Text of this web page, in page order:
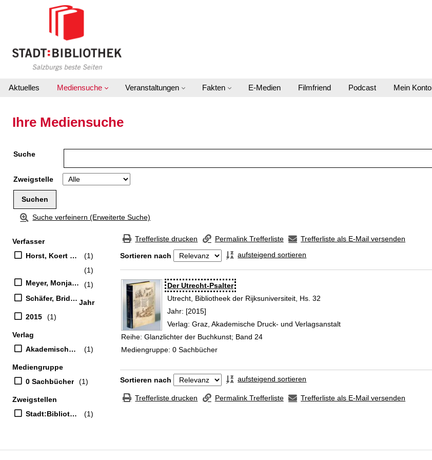
Zu den Suchfiltern springen
Zur Trefferliste springen
Aktuelles Mediensuche Veranstaltungen Fakten E-Medien Filmfriend Podcast Mein Konto
Ihre Mediensuche
Suche
Zweigstelle
Suche verfeinern (Erweiterte Suche)
Suchfilter
Verfasser
Horst, Koert van der (Kommentarverfasser)
(1)
Meyer, Monja (Übersetzer)
(1)
Schäfer, Bridget (Übersetzer)
(1)
Jahr
2015
(1)
Verlag
Akademische Druck- und Verlagsanstalt
(1)
Mediengruppe
0 Sachbücher
(1)
Zweigstellen
Stadt:Bibliothek
(1)
Trefferliste drucken Permalink Trefferliste Trefferliste als E-Mail versenden
Sortieren nach aufsteigend sortieren
Suchergebnis
Zu den Suchfiltern springen
Der Utrecht-Psalter
Utrecht, Bibliotheek der Rijksuniversiteit, Hs. 32
Suche nach diesem Verfasser
Jahr: [2015]
Verlag: Graz, Akademische Druck- und Verlagsanstalt
Reihe: Glanzlichter der Buchkunst; Band 24
Mediengruppe: 0 Sachbücher
Zu den Suchfiltern springen
Sortieren nach aufsteigend sortieren
Trefferliste drucken Permalink Trefferliste Trefferliste als E-Mail versenden